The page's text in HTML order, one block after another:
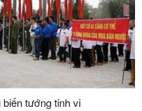
tướng tinh vi